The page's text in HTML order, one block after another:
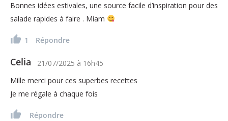
Bonnes idées estivales, une source facile d’inspiration pour des
salade rapides à faire . Miam
1 Répondre
Celia 21/07/2025 à 16h45
Mille merci pour ces superbes recettes
Je me régale à chaque fois
Répondre